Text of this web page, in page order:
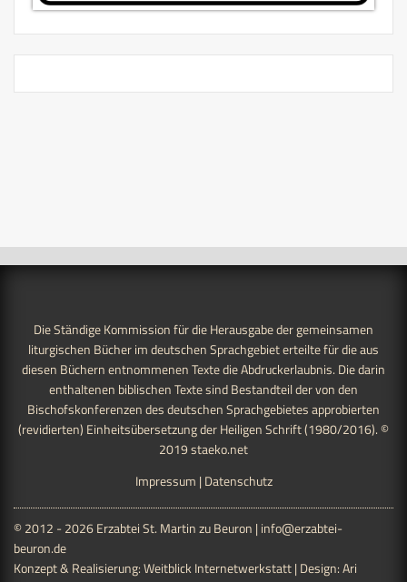
Die Ständige Kommission für die Herausgabe der gemeinsamen
liturgischen Bücher im deutschen Sprachgebiet erteilte für die aus
diesen Büchern entnommenen Texte die Abdruckerlaubnis. Die darin
enthaltenen biblischen Texte sind Bestandteil der von den
Bischofskonferenzen des deutschen Sprachgebietes approbierten
(revidierten) Einheitsübersetzung der Heiligen Schrift (1980/2016). ©
2019staeko.net
Impressum | Datenschutz
© 2012 - 2026 Erzabtei St. Martin zu Beuron | info@erzabtei-
beuron.de
Konzept & Realisierung:Weitblick Internetwerkstatt| Design:Ari